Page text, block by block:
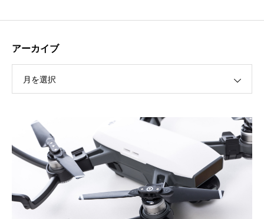
アーカイブ
月を選択